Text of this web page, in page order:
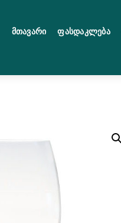
Მთავარი Ფასდაკლება